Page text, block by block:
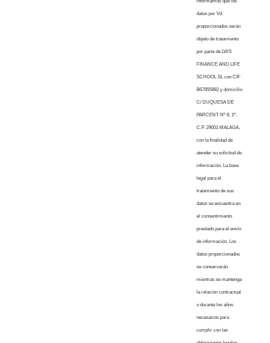
datos por Vd.
proporcionados serán
objeto de tratamiento
por parte de LWS
FINANCE AND LIFE
SCHOOL SL con CIF
B67855882 y domicilio
C/ DUQUESA DE
PARCENT Nº 8, 1º,
C.P. 29001 MALAGA,
con la finalidad de
atender su solicitud de
información. La base
legal para el
tratamiento de sus
datos se encuentra en
el consentimiento
prestado para el envío
de información. Los
datos proporcionados
se conservarán
mientras se mantenga
la relación contractual
o durante los años
necesarios para
cumplir con las